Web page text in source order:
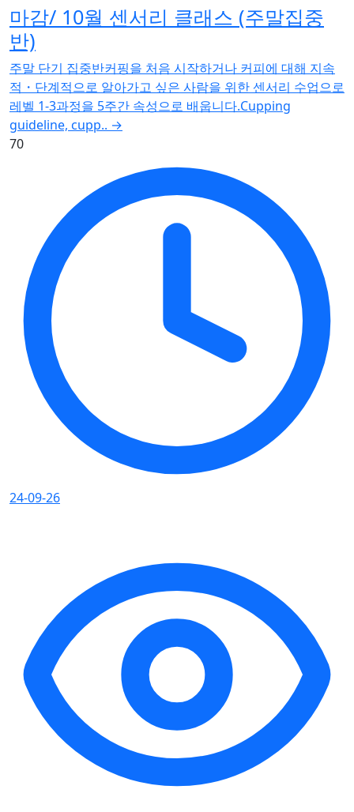
마감/ 10월 센서리 클래스 (주말집중
반)
주말 단기 집중반커핑을 처음 시작하거나 커피에 대해 지속
적・단계적으로 알아가고 싶은 사람을 위한 센서리 수업으로
레벨 1-3과정을 5주간 속성으로 배웁니다.Cupping
guideline, cupp.. →
70
24-09-26